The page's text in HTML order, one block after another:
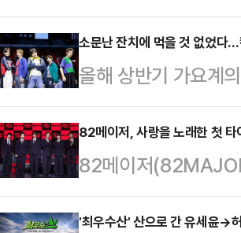
만 달러, 첫 주말
치는 퀸의 보컬 프레
5100만 달러, 미국
웃 오브 컴턴’의
가장 높은 출발선에
어섰다는 점에서 음
소문난 잔치에 먹을 것 없었다
올해 상반기 가요계
다. 2월 동계올림픽
방선거와 북중미 월
높은 팀들이 대거 쏟
다.28일 가요계에
82메이저, 사랑을 노래한 첫
82메이저
의 날것 같은 에너지
숙한 분위기를 더해
'최우수산' 산으로 간 유세윤→